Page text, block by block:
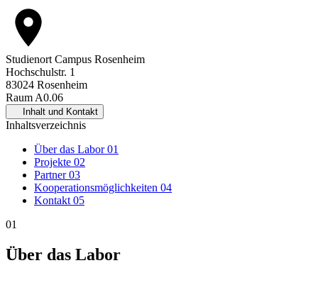
StudienortCampus Rosenheim
Hochschulstr. 1
83024 Rosenheim
Raum A0.06
Inhalt und Kontakt
Inhaltsverzeichnis
Über das Labor01
Projekte 02
Partner03
Kooperationsmöglichkeiten 04
Kontakt05
01
Über das Labor